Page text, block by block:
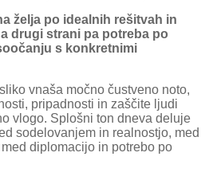
želja po idealnih rešitvah in
drugi strani pa potreba po
s konkretnimi
vnaša močno čustveno noto,
pripadnosti in zaščite ljudi
vlogo. Splošni ton dneva deluje
sodelovanjem in realnostjo, med
diplomacijo in potrebo po